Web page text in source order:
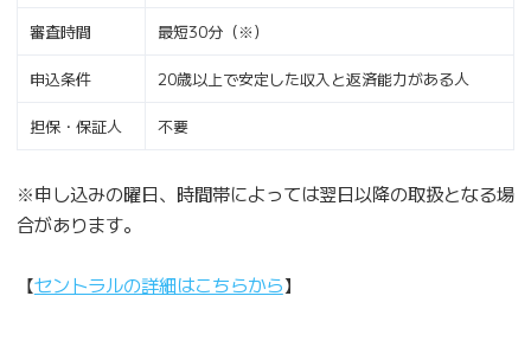
審査時間 最短30分（※）
申込条件 20歳以上で安定した収入と返済能力がある人
担保・保証人 不要
※申し込みの曜日、時間帯によっては翌日以降の取扱となる場
合があります。
【セントラルの詳細はこちらから】